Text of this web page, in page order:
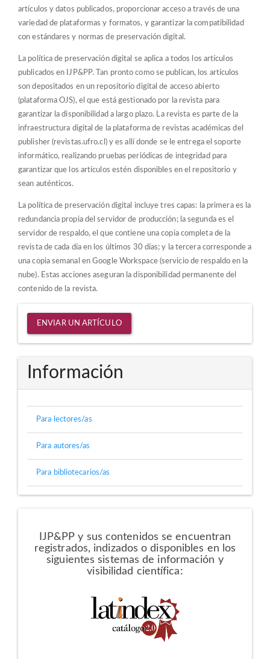
artículos y datos publicados, proporcionar acceso a través de una
variedad de plataformas y formatos, y garantizar la compatibilidad
con estándares y normas de preservación digital.
La política de preservación digital se aplica a todos los artículos
publicados en IJP&PP. Tan pronto como se publican, los artículos
son depositados en un repositorio digital de acceso abierto
(plataforma OJS), el que está gestionado por la revista para
garantizar la disponibilidad a largo plazo. La revista es parte de la
infraestructura digital de la plataforma de revistas académicas del
publisher (revistas.ufro.cl) y es allí donde se le entrega el soporte
informático, realizando pruebas periódicas de integridad para
garantizar que los artículos estén disponibles en el repositorio y
sean auténticos.
La política de preservación digital incluye tres capas: la primera es la
redundancia propia del servidor de producción; la segunda es el
servidor de respaldo, el que contiene una copia completa de la
revista de cada día en los últimos 30 días; y la tercera corresponde a
una copia semanal en Google Workspace (servicio de respaldo en la
nube). Estas acciones aseguran la disponibilidad permanente del
contenido de la revista.
Enviar
un
ENVIAR UN ARTÍCULO
Información
Para lectores/as
Para autores/as
Para bibliotecarios/as
IJP&PP y sus contenidos se encuentran
registrados, indizados o disponibles en los
siguientes sistemas de información y
visibilidad científica: